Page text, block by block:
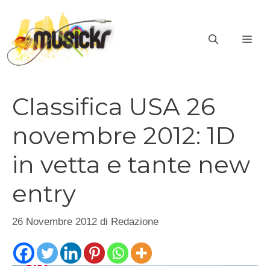
contenuto
Classifica USA 26
novembre 2012: 1D
in vetta e tante new
entry
26 Novembre 2012 di Redazione